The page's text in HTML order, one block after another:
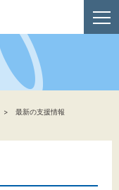
最新の支援情報